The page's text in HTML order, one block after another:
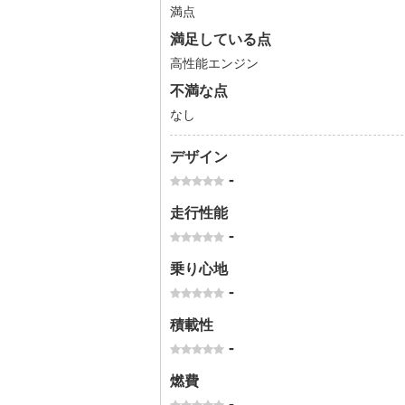
満点
満足している点
高性能エンジン
不満な点
なし
デザイン
-
走行性能
-
乗り心地
-
積載性
-
燃費